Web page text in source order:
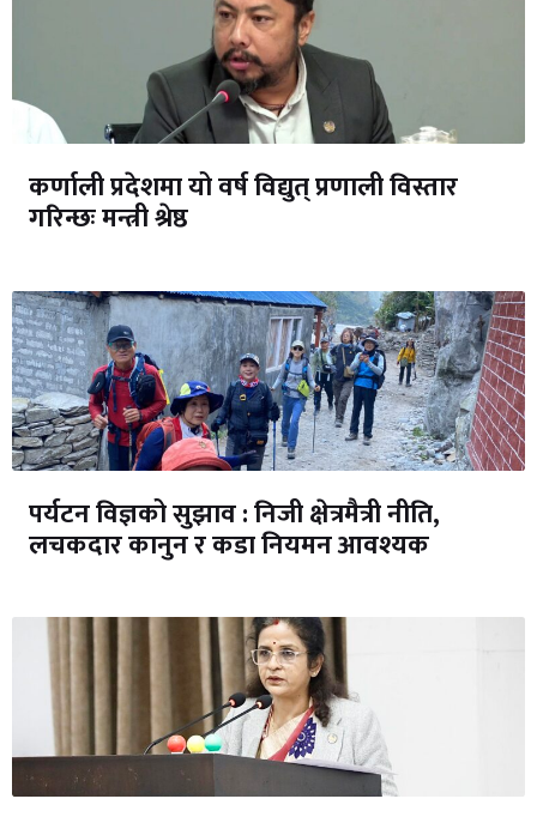
कर्णाली प्रदेशमा यो वर्ष विद्युत् प्रणाली विस्तार
गरिन्छः मन्त्री श्रेष्ठ
पर्यटन विज्ञको सुझाव : निजी क्षेत्रमैत्री नीति,
लचकदार कानुन र कडा नियमन आवश्यक